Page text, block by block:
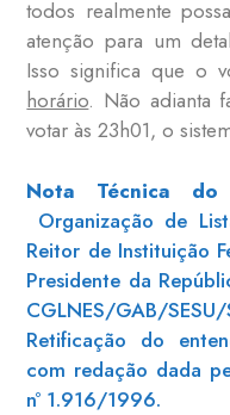
todos realmente
atenção para um
Isso significa que o
horário. Não adianta
votar às 23h01, o
Nota Técnica do
Organização de
Reitor de Instituição
Presidente da
CGLNES/GAB/
Retificação do
com redação dada
nº 1.916/1996.